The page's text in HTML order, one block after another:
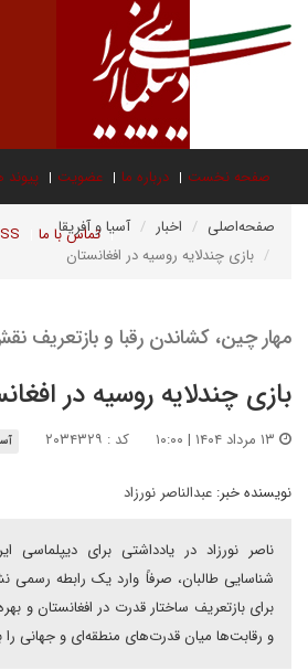
صفحه نخست درباره ما عضویت پیوند
تماس با ما صفحه‌اصلی اخبار
آسیا و آفریقا
بازی چندلایه روسیه در افغانستان
مهار چین، کشاندن رقبا و بازتعریف
بازی چندلایه روسیه در
کد : ۲۰۳۴۳۲۹
نویسنده خبر: عبدالناصر نورزاد
ناصر نورزاد در یادداشتی برای دیپلماسی
شناسایی طالبان، صرفاً وارد یک رابطه رسمی
برای بازتعریف ساختار قدرت در افغانستان و
و رقابت‌ها میان قدرت‌های منطقه‌ای و جهانی را